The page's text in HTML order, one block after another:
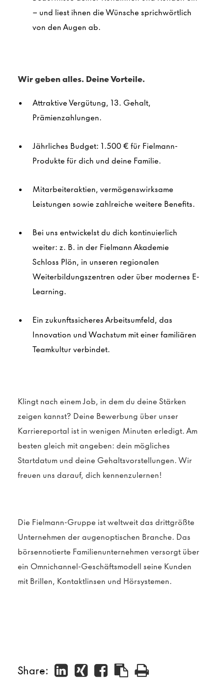
– und liest ihnen die Wünsche sprichwörtlich
von den Augen ab.
Wir geben alles. Deine Vorteile.
Attraktive Vergütung, 13. Gehalt,
Prämienzahlungen.
Jährliches Budget: 1.500 € für Fielmann-
Produkte für dich und deine Familie.
Mitarbeiteraktien, vermögenswirksame
Leistungen sowie zahlreiche weitere Benefits.
Bei uns entwickelst du dich kontinuierlich
weiter: z. B. in der Fielmann Akademie
Schloss Plön, in unseren regionalen
Weiterbildungszentren oder über modernes E-
Learning.
Ein zukunftssicheres Arbeitsumfeld, das
Innovation und Wachstum mit einer familiären
Teamkultur verbindet.
Klingt nach einem Job, in dem du deine Stärken
zeigen kannst? Deine Bewerbung über unser
Karriereportal ist in wenigen Minuten erledigt. Am
besten gleich mit angeben: dein mögliches
Startdatum und deine Gehaltsvorstellungen. Wir
freuen uns darauf, dich kennenzulernen!
Die Fielmann-Gruppe ist weltweit das drittgrößte
Unternehmen der augenoptischen Branche. Das
börsennotierte Familienunternehmen versorgt über
ein Omnichannel-Geschäftsmodell seine Kunden
mit Brillen, Kontaktlinsen und Hörsystemen.
Share: